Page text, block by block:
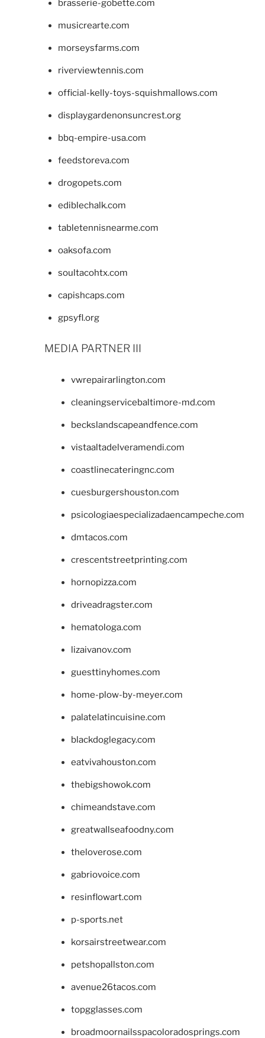
brasserie-gobette.com
musicrearte.com
morseysfarms.com
riverviewtennis.com
official-kelly-toys-squishmallows.com
displaygardenonsuncrest.org
bbq-empire-usa.com
feedstoreva.com
drogopets.com
ediblechalk.com
tabletennisnearme.com
oaksofa.com
soultacohtx.com
capishcaps.com
gpsyfl.org
MEDIA PARTNER III
vwrepairarlington.com
cleaningservicebaltimore-md.com
beckslandscapeandfence.com
vistaaltadelveramendi.com
coastlinecateringnc.com
cuesburgershouston.com
psicologiaespecializadaencampeche.com
dmtacos.com
crescentstreetprinting.com
hornopizza.com
driveadragster.com
hematologa.com
lizaivanov.com
guesttinyhomes.com
home-plow-by-meyer.com
palatelatincuisine.com
blackdoglegacy.com
eatvivahouston.com
thebigshowok.com
chimeandstave.com
greatwallseafoodny.com
theloverose.com
gabriovoice.com
resinflowart.com
p-sports.net
korsairstreetwear.com
petshopallston.com
avenue26tacos.com
topgglasses.com
broadmoornailsspacoloradosprings.com